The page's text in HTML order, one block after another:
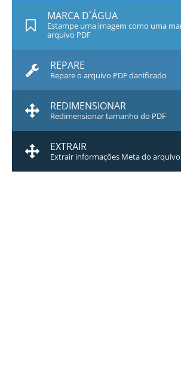
MARCA D`ÁGUA
Estampe uma imagem como uma
arquivo PDF
REPARE
Repare o arquivo PDF danificado
REDIMENSIONAR
Redimensionar tamanho do PDF
EXTRAIR
Extrair informações Meta do arquivo